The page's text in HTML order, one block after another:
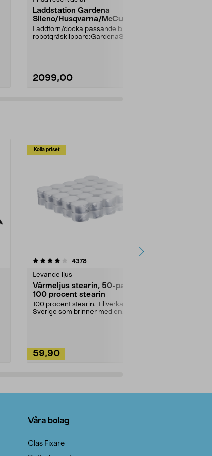
Laddstation Gardena
Sileno/Husqvarna/McCulloch
ROB S/Flymo Easilife
Laddtorn/docka passande bl.a.
robotgräsklippare:GardenaSileno
2099,00
Kolla priset
4378recensioner
Levande ljus
Värmeljus stearin, 50-pack,
100 procent stearin
100 procent stearin. Tillverkade i
Sverige som brinner med en
59,90
4.5av 5 stjärnor
Våra bolag
Clas Fixare